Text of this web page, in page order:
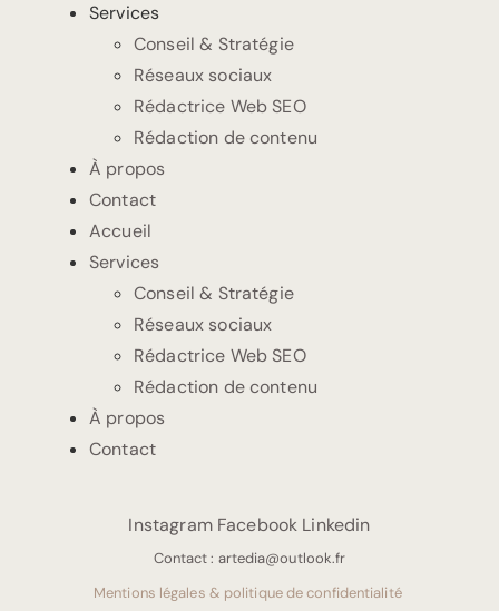
Services
Conseil & Stratégie
Réseaux sociaux
Rédactrice Web SEO
Rédaction de contenu
À propos
Contact
Accueil
Services
Conseil & Stratégie
Réseaux sociaux
Rédactrice Web SEO
Rédaction de contenu
À propos
Contact
Instagram Facebook Linkedin
Contact : artedia@outlook.fr
Mentions légales & politique de confidentialité